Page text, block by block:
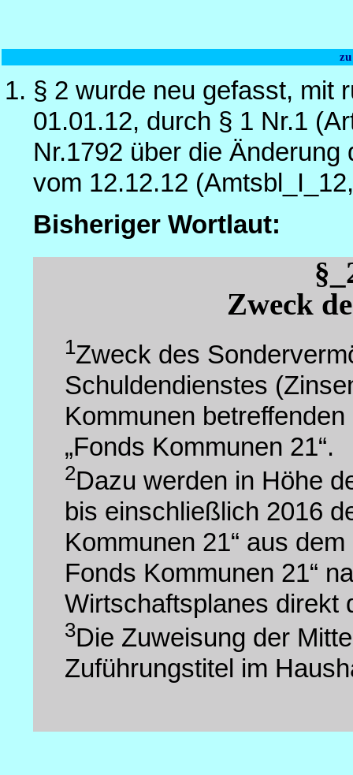
§ 2 wurde neu gefasst, mit
01.01.12, durch § 1 Nr.1
Nr.1792 über die
vom 12.12.12
Bisheriger Wortlaut:
Zweck
1Zweck des
Schuldendienstes
Kommunen
„Fonds Kommunen 21“.
2Dazu werden in Höhe
bis einschließlich 2016
Kommunen 21“ aus
Fonds Kommunen 21“
Wirtschaftsplanes direkt
3Die Zuweisung der
Zuführungstitel im